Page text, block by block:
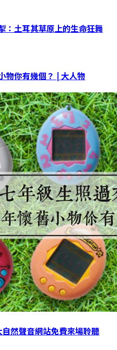
：土耳其草原上的生命狂舞
物你有幾個？ | 大人物
然聲音網站免費來場聆聽